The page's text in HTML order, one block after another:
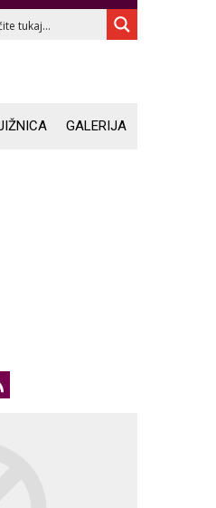
GALERIJA